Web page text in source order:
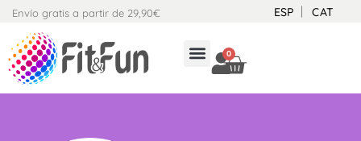
contenido
Envío gratis a partir de 29,90€ ESP CAT
0
CARRITO